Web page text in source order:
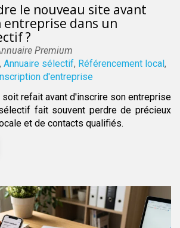
le nouveau site avant
entreprise dans un
?
Premium
, Annuaire sélectif, Référencement local,
d'entreprise
refait avant d'inscrire son entreprise
fait souvent perdre de précieux
et de contacts qualifiés.